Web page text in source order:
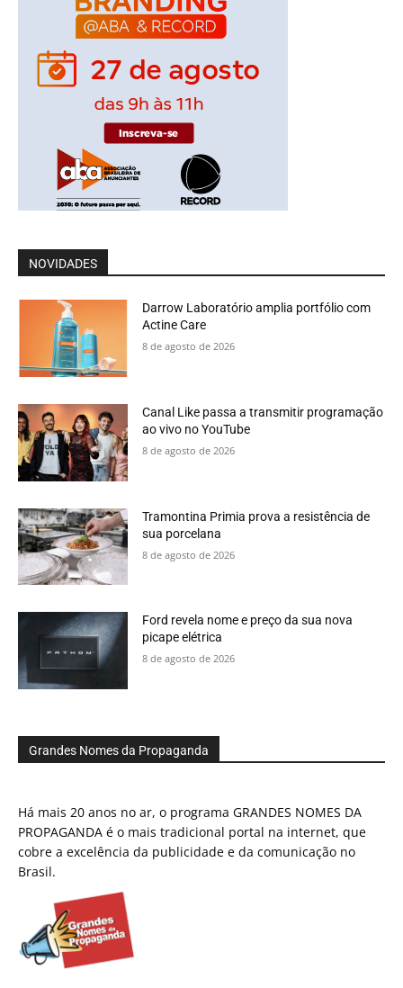
NOVIDADES
Darrow Laboratório amplia portfólio com
Actine Care
8 de agosto de 2026
Canal Like passa a transmitir programação
ao vivo no YouTube
8 de agosto de 2026
Tramontina Primia prova a resistência de
sua porcelana
8 de agosto de 2026
Ford revela nome e preço da sua nova
picape elétrica
8 de agosto de 2026
Grandes Nomes da Propaganda
Há mais 20 anos no ar, o programa GRANDES NOMES DA
PROPAGANDA é o mais tradicional portal na internet, que
cobre a excelência da publicidade e da comunicação no
Brasil.